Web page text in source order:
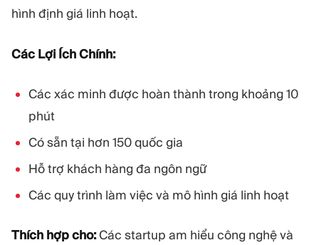
hình định giá linh hoạt.
Các Lợi Ích Chính:
Các xác minh được hoàn thành trong khoảng 10
phút
Có sẵn tại hơn 150 quốc gia
Hỗ trợ khách hàng đa ngôn ngữ
Các quy trình làm việc và mô hình giá linh hoạt
Thích hợp cho:Các startup am hiểu công nghệ và